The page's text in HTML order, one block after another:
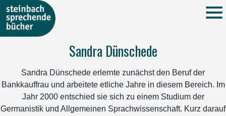
Sandra Dünschede
Sandra Dünschede erlernte zunächst den Beruf der
Bankkauffrau und arbeitete etliche Jahre in diesem Bereich. Im
Jahr 2000 entschied sie sich zu einem Studium der
Germanistik und Allgemeinen Sprachwissenschaft. Kurz darauf